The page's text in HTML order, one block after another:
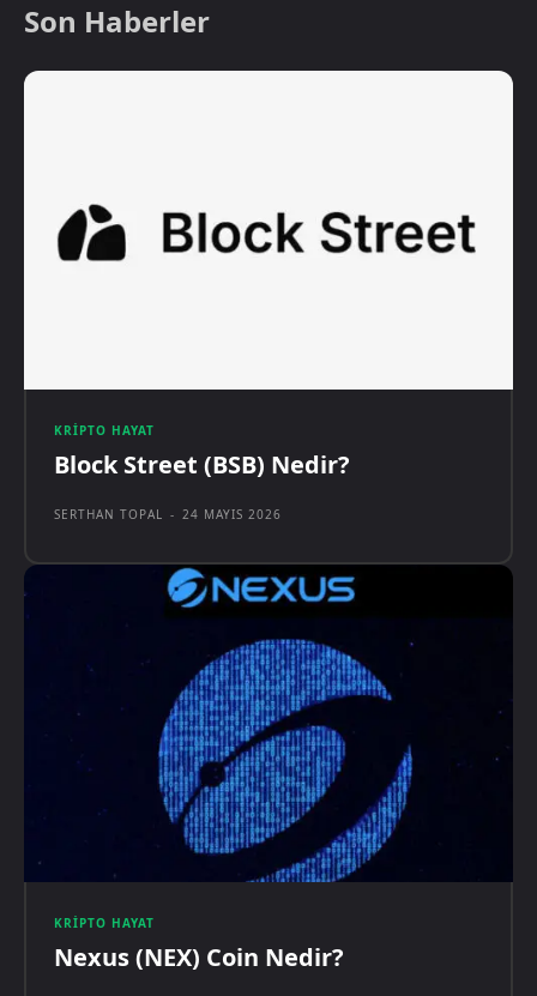
Son Haberler
KRIPTO HAYAT
Block Street (BSB) Nedir?
SERTHAN TOPAL - 24 MAYIS 2026
KRIPTO HAYAT
Nexus (NEX) Coin Nedir?